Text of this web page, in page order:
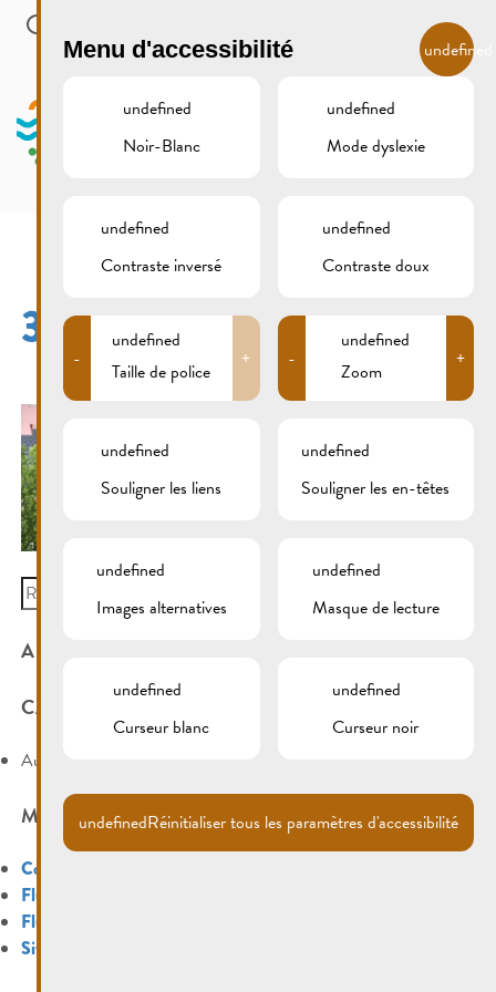
Skip to main content
MENU
309B0087
Search
for:
ARCHIVES
CATÉGORIES
Aucune catégorie
MÉTA
Connexion
Flux des publications
Flux des commentaires
Site de WordPress-FR
Menu d'accessibilité undefined
undefined
Noir-Blanc
undefined
Mode dyslexie
undefined
Contraste inversé
undefined
Contraste doux
-
undefined
Taille de police
+ -
undefined
Zoom
+
undefined
Souligner les liens
undefined
Souligner les en-têtes
undefined
Images alternatives
undefined
Masque de lecture
undefined
Curseur blanc
undefined
Curseur noir
undefinedRéinitialiser tous les paramètres d'accessibilité